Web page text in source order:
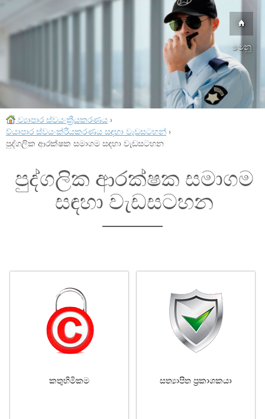
මෙනු
ව්‍යාපාර ස්වයංක්‍රීයකරණය ›
ව්යාපාර ස්වයංක්රීයකරණය සඳහා වැඩසටහන් ›
පුද්ගලික ආරක්ෂක සමාගම සඳහා වැඩසටහන
පුද්ගලික ආරක්ෂක සමාගම
සඳහා වැඩසටහන
කතුහිමිකම සත්‍යාපිත ප්‍රකාශකයා